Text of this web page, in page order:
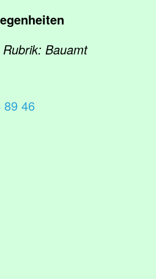
Bauamt
89 46